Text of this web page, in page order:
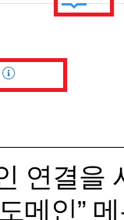
연결을
메인”